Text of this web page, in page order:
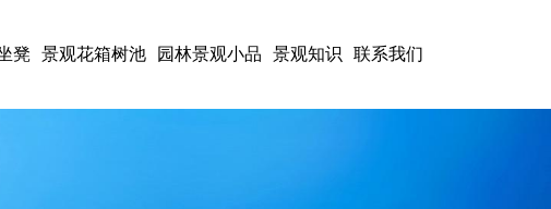
凳 景观花箱树池 园林景观小品 景观知识 联系我们